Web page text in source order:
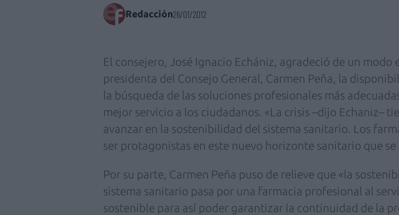
Redacción26/01/2012
El consejero, José Ignacio Echániz, agradeció de un modo
presidenta del Consejo General, Carmen Peña, la
la búsqueda de las soluciones profesionales más
mejor servicio a los ciudadanos. «La crisis –dijo Echaniz–
avanzar en la sostenibilidad del sistema sanitario. Los
ser protagonistas en este nuevo horizonte sanitario que se
Por su parte, Carmen Peña puso de relieve que «la
sistema sanitario pasa por una farmacia profesional al
sostenible para así poder garantizar la continuidad de la